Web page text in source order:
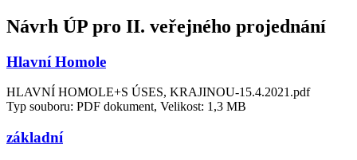
Návrh ÚP pro II. veřejného projednání
Hlavní Homole
HLAVNÍ HOMOLE+S ÚSES, KRAJINOU-15.4.2021.pdf
Typ souboru: PDF dokument, Velikost: 1,3 MB
základní